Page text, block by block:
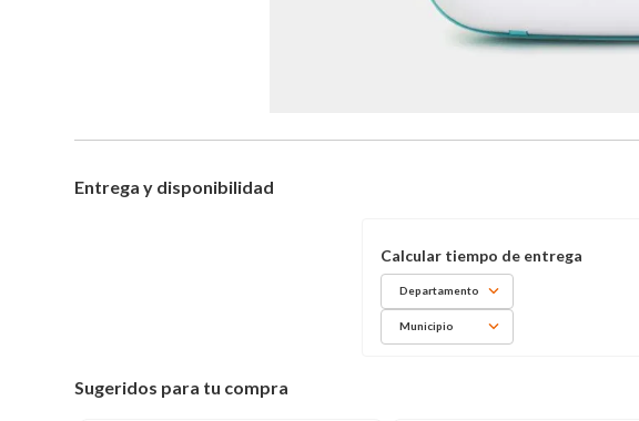
Entrega y disponibilidad
Departamento
Municipio
Sugeridos para tu compra